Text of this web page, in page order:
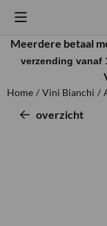
Cookievoorkeuren
Meerdere betaal
verzending vanaf
Home / Vini Bianchi /
overzicht